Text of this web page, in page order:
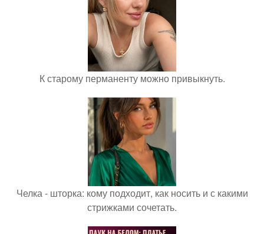
К старому перманенту можно привыкнуть.
Челка - шторка: кому подходит, как носить и с какими
стрижками сочетать.